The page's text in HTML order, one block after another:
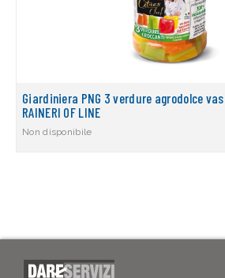
Giardiniera PNG 3 verdure agrodolce
RAINERI OF LINE
Non disponibile